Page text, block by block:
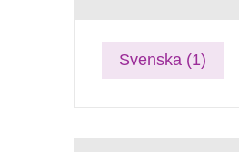
Svenska (1)